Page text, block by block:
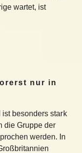
wartet, ist
nur in
besonders stark
die Gruppe der
werden. In